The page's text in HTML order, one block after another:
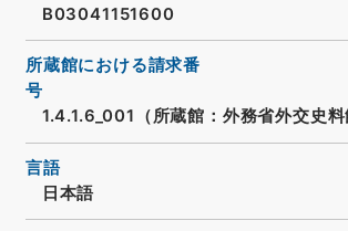
B03041151600
所蔵館における請求番
号
1.4.1.6_001（所蔵館：外務省外交史料
言語
日本語